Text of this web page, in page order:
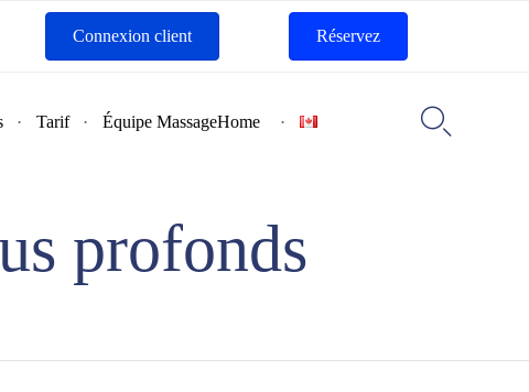
Connexion client Réservez
content
Tarif Équipe MassageHome 
profonds